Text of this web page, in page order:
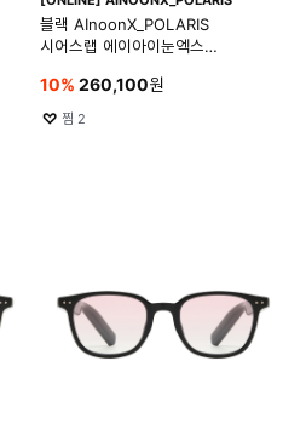
블랙 AInoonX_POLARIS
시어스랩 에이아이눈엑스
10% 260,100원
찜 2